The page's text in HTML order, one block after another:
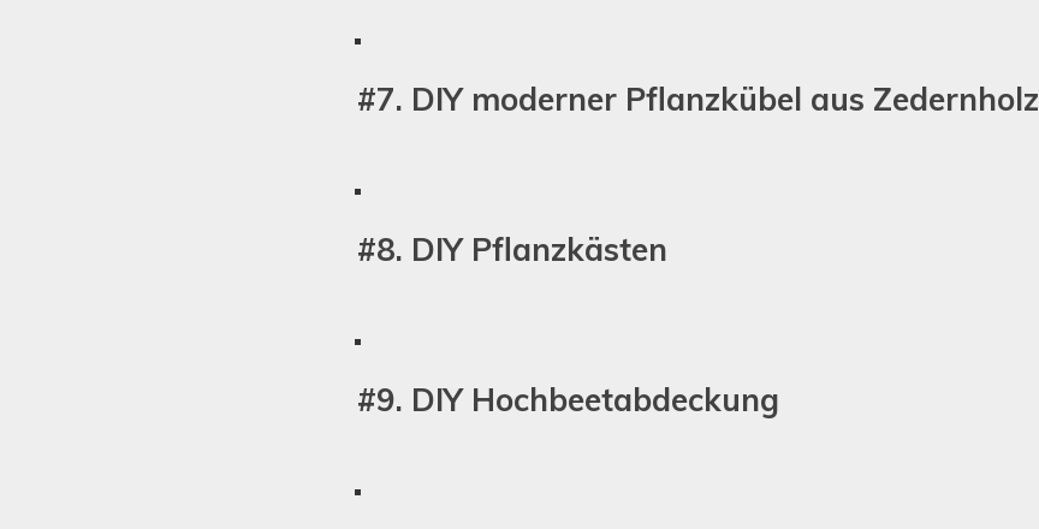
#7. DIY moderner Pflanzkübel aus Zedernholz
#8. DIY Pflanzkästen
#9. DIY Hochbeetabdeckung